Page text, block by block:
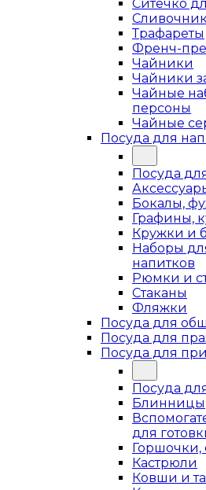
Ситечко
Трафареты
Френч-
Чайники
Чайники
Чайные
персоны
Чайные
Посуда для
Посуда
Бокалы,
Графины,
Кружки и
Наборы
напитков
Рюмки и
Стаканы
Фляжки
Посуда для
Посуда для
Посуда для
Посуда
Блинницы
для
Горшочки,
Кастрюли
Ковши и